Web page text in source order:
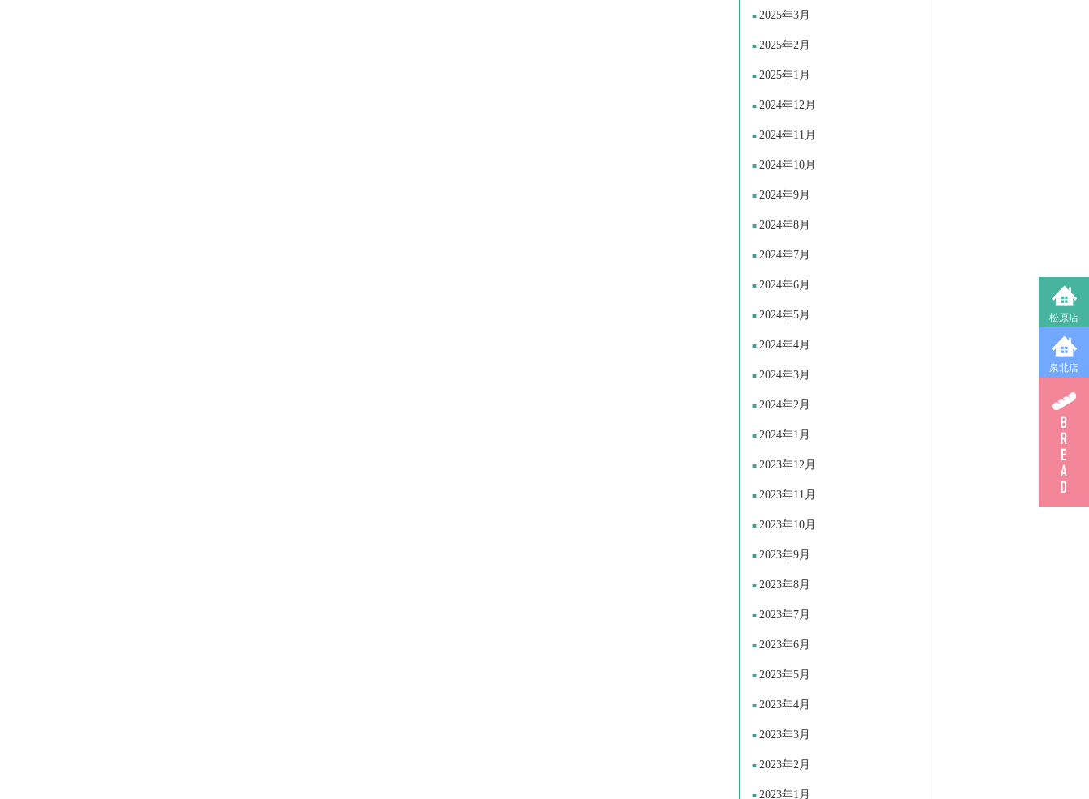
松原店
泉北店
2025年3月
2025年2月
2025年1月
2024年12月
2024年11月
2024年10月
2024年9月
2024年8月
2024年7月
2024年6月
2024年5月
2024年4月
2024年3月
2024年2月
2024年1月
2023年12月
2023年11月
2023年10月
2023年9月
2023年8月
2023年7月
2023年6月
2023年5月
2023年4月
2023年3月
2023年2月
2023年1月